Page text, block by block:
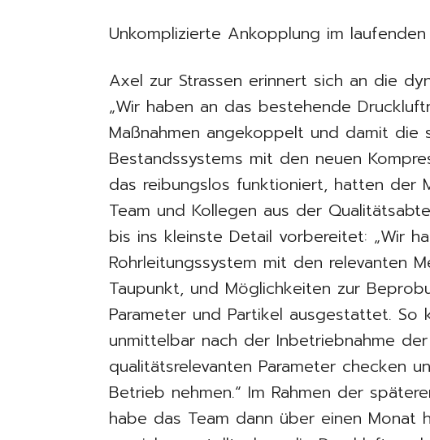
Unkomplizierte Ankopplung im
Axel zur Strassen erinnert sich an die
„Wir haben an das bestehende
Maßnahmen angekoppelt und damit
Bestandssystems mit den neuen
das reibungslos funktioniert, hatten der
Team und Kollegen aus der
bis ins kleinste Detail vorbereitet: „Wir
Rohrleitungssystem mit den relevanten
Taupunkt, und Möglichkeiten zur
Parameter und Partikel ausgestattet. So
unmittelbar nach der Inbetriebnahme
qualitätsrelevanten Parameter checken
Betrieb nehmen.“ Im Rahmen der
habe das Team dann über einen Monat